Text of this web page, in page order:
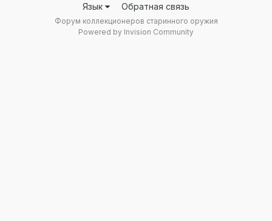
Язык Обратная связь
Форум коллекционеров старинного оружия
Powered by Invision Community